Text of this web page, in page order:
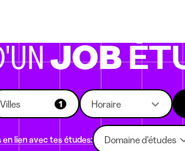
JOB
Villes 1 Horaire
lien avec tes études: Domaine d'études